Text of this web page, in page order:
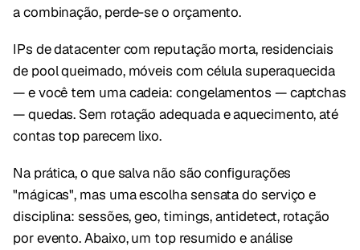
a combinação, perde-se o orçamento.
IPs de datacenter com reputação morta, residenciais
de pool queimado, móveis com célula superaquecida
— e você tem uma cadeia: congelamentos — captchas
— quedas. Sem rotação adequada e aquecimento, até
contas top parecem lixo.
Na prática, o que salva não são configurações
"mágicas", mas uma escolha sensata do serviço e
disciplina: sessões, geo, timings, antidetect, rotação
por evento. Abaixo, um top resumido e análise